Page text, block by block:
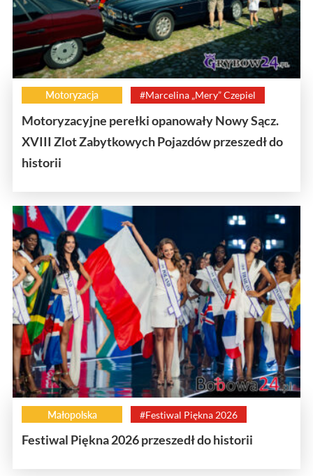
Motoryzacja #Marcelina „Mery” Czepiel
Motoryzacyjne perełki opanowały Nowy Sącz.
XVIII Zlot Zabytkowych Pojazdów przeszedł do
historii
Małopolska #Festiwal Piękna 2026
Festiwal Piękna 2026 przeszedł do historii